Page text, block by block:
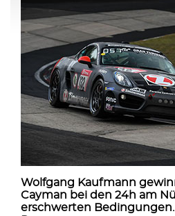
Wolfgang Kaufmann
Cayman bei den 24h am
erschwerten Bedingungen.